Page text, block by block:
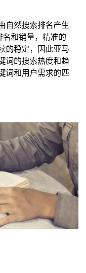
自然搜索排名产生
和销量，精准的
的稳定，因此亚马
词的搜索热度和趋
词和用户需求的匹